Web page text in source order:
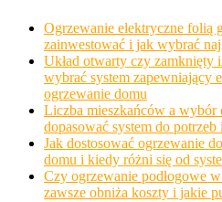
Ogrzewanie elektryczne folią
zainwestować i jak wybrać
Układ otwarty czy zamknięty
wybrać system zapewniający
ogrzewanie domu
Liczba mieszkańców a wybór
dopasować system do
Jak dostosować ogrzewanie
domu i kiedy różni się od
Czy ogrzewanie podłogowe
zawsze obniża koszty i jakie